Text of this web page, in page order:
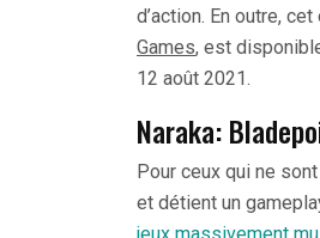
d’action. En outre,
Games, est
12 août 2021.
Naraka:
Pour ceux qui ne
et détient un